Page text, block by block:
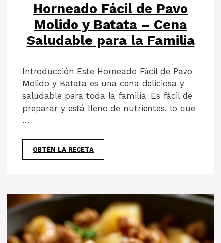
Horneado Fácil de Pavo
Molido y Batata – Cena
Saludable para la Familia
Introducción Este Horneado Fácil de Pavo
Molido y Batata es una cena deliciosa y
saludable para toda la familia. Es fácil de
preparar y está lleno de nutrientes, lo que
…
OBTÉN LA RECETA